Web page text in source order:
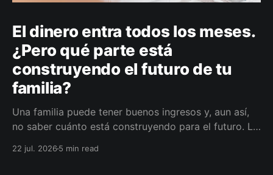
El dinero entra todos los meses.
¿Pero qué parte está
construyendo el futuro de tu
familia?
Una familia puede tener buenos ingresos y, aun así,
no saber cuánto está construyendo para el futuro. La
darle a cada parte del ingreso un propósito, un plazo
22 jul. 20265 min read